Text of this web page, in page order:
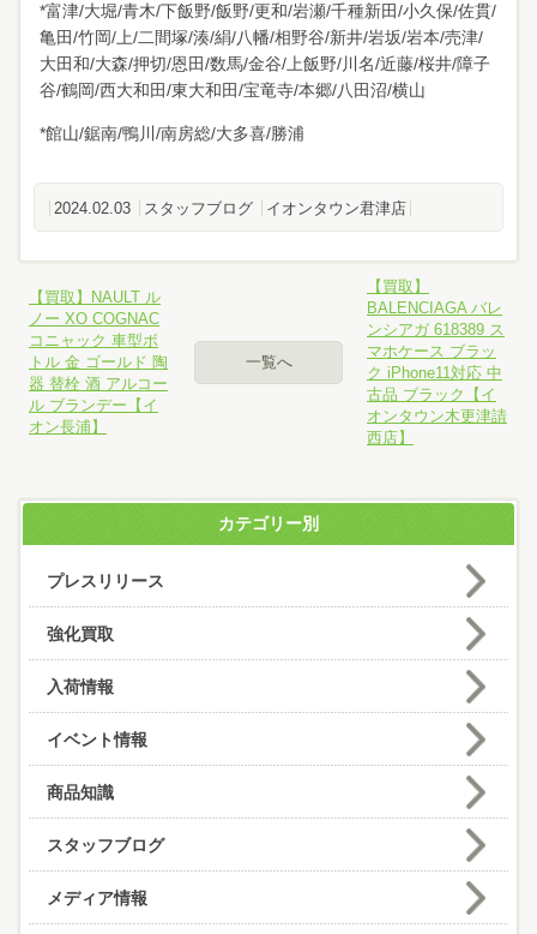
*富津/大堀/青木/下飯野/飯野/更和/岩瀬/千種新田/小久保/佐貫/
亀田/竹岡/上/二間塚/湊/絹/八幡/相野谷/新井/岩坂/岩本/売津/
大田和/大森/押切/恩田/数馬/金谷/上飯野/川名/近藤/桜井/障子
谷/鶴岡/西大和田/東大和田/宝竜寺/本郷/八田沼/横山
*館山/鋸南/鴨川/南房総/大多喜/勝浦
2024.02.03 スタッフブログ イオンタウン君津店
【買取】NAULT ル
ノー XO COGNAC
コニャック 車型ボ
トル 金 ゴールド 陶
器 替栓 酒 アルコー
ル ブランデー【イ
オン長浦】
一覧へ
【買取】
BALENCIAGA バレ
ンシアガ 618389 ス
マホケース ブラッ
ク iPhone11対応 中
古品 ブラック【イ
オンタウン木更津請
西店】
カテゴリー別
プレスリリース
強化買取
入荷情報
イベント情報
商品知識
スタッフブログ
メディア情報